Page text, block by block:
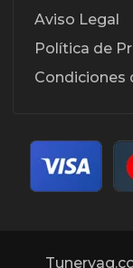
Aviso Legal
Política de
Condiciones